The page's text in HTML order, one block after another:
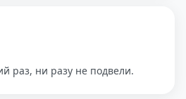
раз, ни разу не подвели.